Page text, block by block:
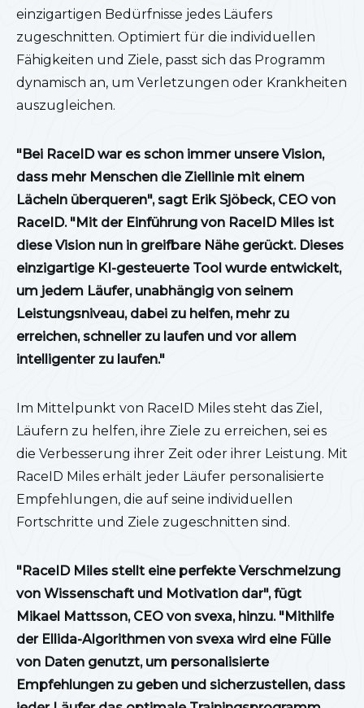
einzigartigen Bedürfnisse jedes Läufers
zugeschnitten. Optimiert für die individuellen
Fähigkeiten und Ziele, passt sich das Programm
dynamisch an, um Verletzungen oder Krankheiten
auszugleichen.
"Bei RaceID war es schon immer unsere Vision,
dass mehr Menschen die Ziellinie mit einem
Lächeln überqueren", sagt Erik Sjöbeck, CEO von
RaceID. "Mit der Einführung von RaceID Miles ist
diese Vision nun in greifbare Nähe gerückt. Dieses
einzigartige KI-gesteuerte Tool wurde entwickelt,
um jedem Läufer, unabhängig von seinem
Leistungsniveau, dabei zu helfen, mehr zu
erreichen, schneller zu laufen und vor allem
intelligenter zu laufen."
Im Mittelpunkt von RaceID Miles steht das Ziel,
Läufern zu helfen, ihre Ziele zu erreichen, sei es
die Verbesserung ihrer Zeit oder ihrer Leistung. Mit
RaceID Miles erhält jeder Läufer personalisierte
Empfehlungen, die auf seine individuellen
Fortschritte und Ziele zugeschnitten sind.
"RaceID Miles stellt eine perfekte Verschmelzung
von Wissenschaft und Motivation dar", fügt
Mikael Mattsson, CEO von svexa, hinzu. "Mithilfe
der Ellida-Algorithmen von svexa wird eine Fülle
von Daten genutzt, um personalisierte
Empfehlungen zu geben und sicherzustellen, dass